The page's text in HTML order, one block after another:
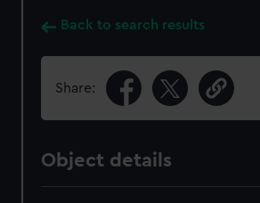
Back to search results
Share:
Object details